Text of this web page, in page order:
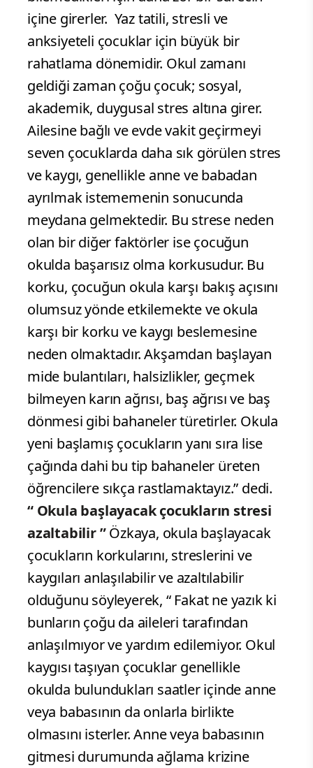
içine girerler. Yaz tatili, stresli ve
anksiyeteli çocuklar için büyük bir
rahatlama dönemidir. Okul zamanı
geldiği zaman çoğu çocuk; sosyal,
akademik, duygusal stres altına girer.
Ailesine bağlı ve evde vakit geçirmeyi
seven çocuklarda daha sık görülen stres
ve kaygı, genellikle anne ve babadan
ayrılmak istememenin sonucunda
meydana gelmektedir. Bu strese neden
olan bir diğer faktörler ise çocuğun
okulda başarısız olma korkusudur. Bu
korku, çocuğun okula karşı bakış açısını
olumsuz yönde etkilemekte ve okula
karşı bir korku ve kaygı beslemesine
neden olmaktadır. Akşamdan başlayan
mide bulantıları, halsizlikler, geçmek
bilmeyen karın ağrısı, baş ağrısı ve baş
dönmesi gibi bahaneler türetirler. Okula
yeni başlamış çocukların yanı sıra lise
çağında dahi bu tip bahaneler üreten
öğrencilere sıkça rastlamaktayız.” dedi.
“ Okula başlayacak çocukların stresi
azaltabilir ”Özkaya, okula başlayacak
çocukların korkularını, streslerini ve
kaygıları anlaşılabilir ve azaltılabilir
olduğunu söyleyerek, “ Fakat ne yazık ki
bunların çoğu da aileleri tarafından
anlaşılmıyor ve yardım edilemiyor. Okul
kaygısı taşıyan çocuklar genellikle
okulda bulundukları saatler içinde anne
veya babasının da onlarla birlikte
olmasını isterler. Anne veya babasının
gitmesi durumunda ağlama krizine